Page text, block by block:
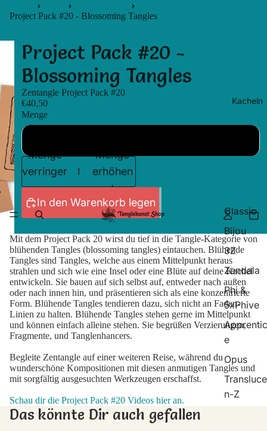
Kacheln
Classic
Bijou
3Z
Zendala
Phi &
5xPhive
Apprentic
e
Opus
Transluce
n-Z
Project Pack #20 - Blossoming Tangles
Project Pack #20 -
Blossoming Tangles
Zentangle Project Pack #20
€40,50
Menge
Menge
verringern
Menge
erhöhen
In den Warenkorb legen
Mit dem Project Pack 20 wirst du tief in die Tangle-Kategorie von
blühenden Tangles (blossoming tangles) eintauchen. Blühende
Tangles sind Tangles, welche aus einem Mittelpunkt heraus
strahlen und sich wie eine Insel oder eine Blüte auf deine Kachel
entwickeln. Sie bauen auf sich selbst auf, entweder nach außen
oder nach innen hin, und präsentieren sich als eine konzentrierte
Form. Blühende Tangles tendieren dazu, sich nicht an Faden-
Linien zu halten. Blühende Tangles stehen gerne im Mittelpunkt
und können einfach alleine stehen. Sie begrüßen Verzierungen,
Fragmente, und Tanglenhancers.
Begleite Zentangle auf einer weiteren Reise, während du
wunderschöne Kompositionen mit diesen anmutigen Tangles und
mit sorgfältig ausgesuchten Werkzeugen erschaffst.
Schau dir die Project Pack #20 Videos hier an.
Das könnte Dir auch gefallen